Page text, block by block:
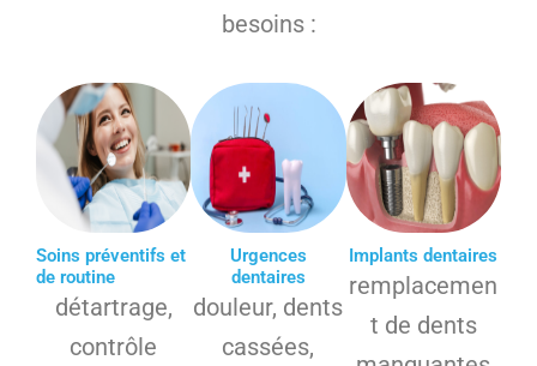
besoins :
Soins préventifs et
de routine
détartrage,
contrôle
Urgences
dentaires
douleur, dents
cassées,
Implants dentaires
remplacemen
t de dents